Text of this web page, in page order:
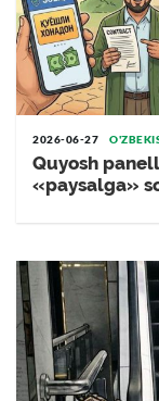
2026-06-27
Quyosh
«paysalga»